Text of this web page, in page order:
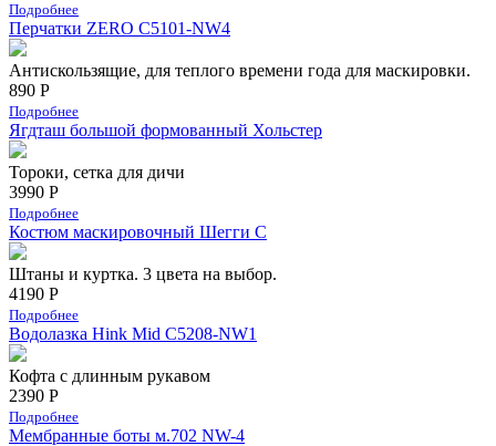
Подробнее
Перчатки ZERO C5101-NW4
Антискользящие, для теплого времени года для маскировки.
890 Р
Подробнее
Ягдташ большой формованный Хольстер
Тороки, сетка для дичи
3990 Р
Подробнее
Костюм маскировочный Шегги С
Штаны и куртка. 3 цвета на выбор.
4190 Р
Подробнее
Водолазка Hink Mid C5208-NW1
Кофта с длинным рукавом
2390 Р
Подробнее
Мембранные боты м.702 NW-4